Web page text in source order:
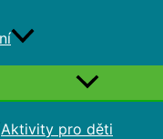
Aktivity pro děti